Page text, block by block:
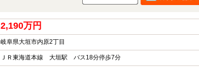
2,190万円
岐阜県大垣市内原2丁目
ＪＲ東海道本線 大垣駅 バス18分停歩7分